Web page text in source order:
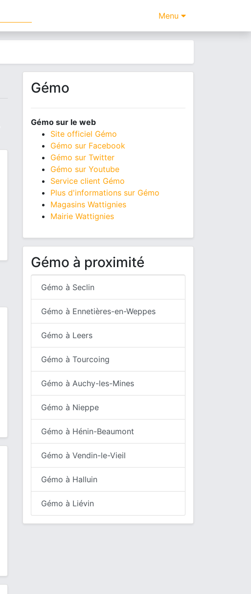
Menu
Gémo
Gémo sur le web
Site officiel Gémo
Gémo sur Facebook
Gémo sur Twitter
Gémo sur Youtube
Service client Gémo
Plus d'informations sur Gémo
Magasins Wattignies
Mairie Wattignies
Gémo à proximité
Gémo à Seclin
Gémo à Ennetières-en-Weppes
Gémo à Leers
Gémo à Tourcoing
Gémo à Auchy-les-Mines
Gémo à Nieppe
Gémo à Hénin-Beaumont
Gémo à Vendin-le-Vieil
Gémo à Halluin
Gémo à Liévin